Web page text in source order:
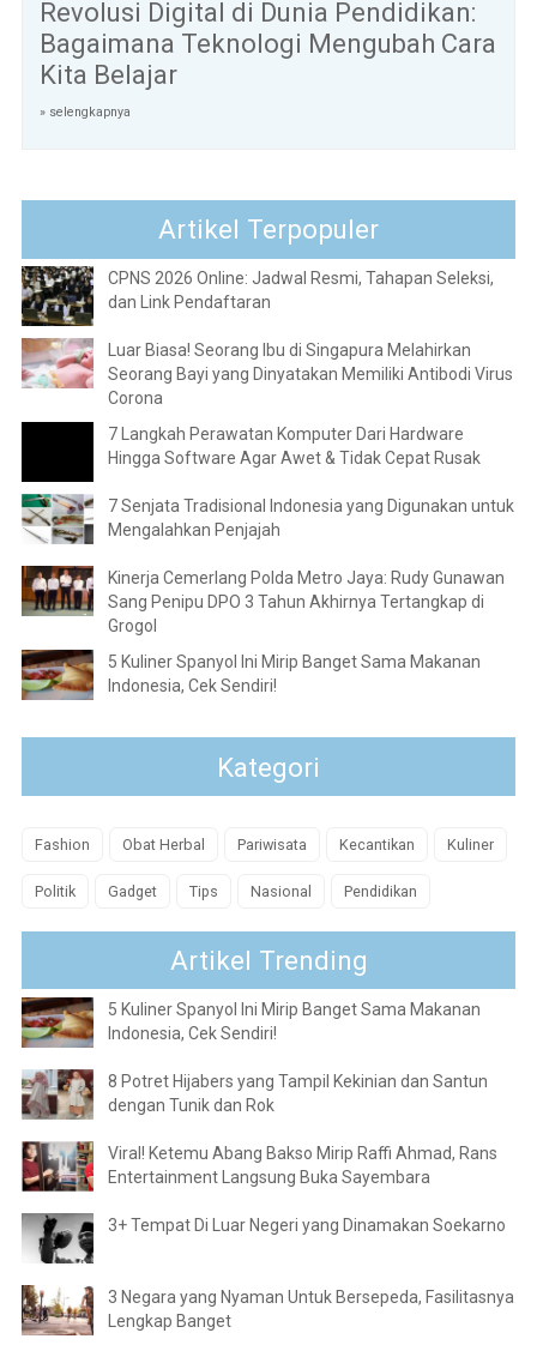
Revolusi Digital di Dunia Pendidikan:
Bagaimana Teknologi Mengubah Cara
Kita Belajar
» selengkapnya
Artikel Terpopuler
CPNS 2026 Online: Jadwal Resmi, Tahapan Seleksi,
dan Link Pendaftaran
Luar Biasa! Seorang Ibu di Singapura Melahirkan
Seorang Bayi yang Dinyatakan Memiliki Antibodi Virus
Corona
7 Langkah Perawatan Komputer Dari Hardware
Hingga Software Agar Awet & Tidak Cepat Rusak
7 Senjata Tradisional Indonesia yang Digunakan untuk
Mengalahkan Penjajah
Kinerja Cemerlang Polda Metro Jaya: Rudy Gunawan
Sang Penipu DPO 3 Tahun Akhirnya Tertangkap di
Grogol
5 Kuliner Spanyol Ini Mirip Banget Sama Makanan
Indonesia, Cek Sendiri!
Kategori
Fashion Obat Herbal Pariwisata Kecantikan Kuliner
Politik Gadget Tips Nasional Pendidikan
Artikel Trending
5 Kuliner Spanyol Ini Mirip Banget Sama Makanan
Indonesia, Cek Sendiri!
8 Potret Hijabers yang Tampil Kekinian dan Santun
dengan Tunik dan Rok
Viral! Ketemu Abang Bakso Mirip Raffi Ahmad, Rans
Entertainment Langsung Buka Sayembara
3+ Tempat Di Luar Negeri yang Dinamakan Soekarno
3 Negara yang Nyaman Untuk Bersepeda, Fasilitasnya
Lengkap Banget